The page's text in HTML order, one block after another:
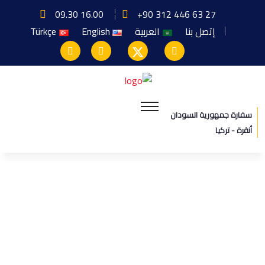
+90 312 446 63 27
09.30 16.00
إتصل بنا
العربية English
Türkçe
سفارة جمهورية السودان
أنقرة - تركيا